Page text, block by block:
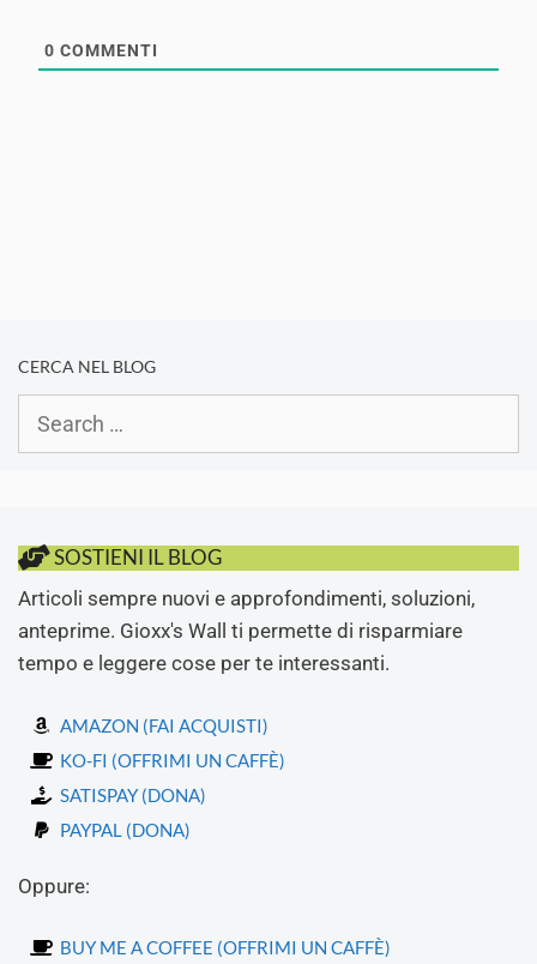
0 COMMENTI
CERCA NEL BLOG
SOSTIENI IL BLOG
Articoli sempre nuovi e approfondimenti, soluzioni,
anteprime. Gioxx's Wall ti permette di risparmiare
tempo e leggere cose per te interessanti.
AMAZON (FAI ACQUISTI)
KO-FI (OFFRIMI UN CAFFÈ)
SATISPAY (DONA)
PAYPAL (DONA)
Oppure:
BUY ME A COFFEE (OFFRIMI UN CAFFÈ)